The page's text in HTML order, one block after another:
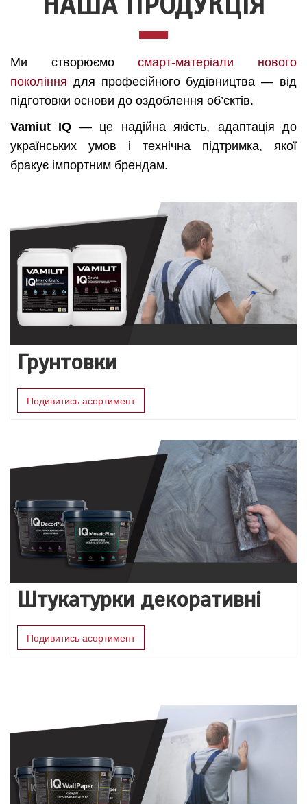
Ми створюємосмарт-матеріали нового
покоління для професійного будівництва — від
підготовки основи до оздоблення об’єктів.
Vamiut IQ — це надійна якість, адаптація до
українських умов і технічна підтримка, якої
бракує імпортним брендам.
Грунтовки
Подивитись асортимент
Штукатурки декоративні
Подивитись асортимент